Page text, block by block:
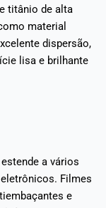
titânio de alta
material
dispersão,
lisa e brilhante
a vários
Filmes
e